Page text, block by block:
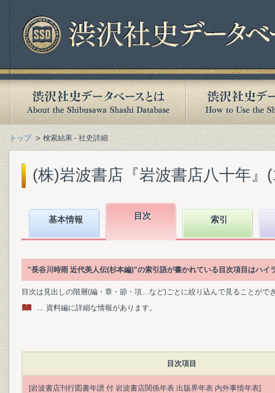
トップ 検索結果 - 社史詳細
(株)岩波書店『岩波書店八十年』
基本情報 目次 索引
"長谷川時雨 近代美人伝(杉本編)"の索引語が書かれている目次項目はハイ
目次は見出しの階層(編・章・節・項…など)ごとに絞り込んで見ることがで
… 資料編に詳細な情報があります。
目次項目
[岩波書店刊行図書年譜 付 岩波書店関係年表 出版界年表 内外事情年表]